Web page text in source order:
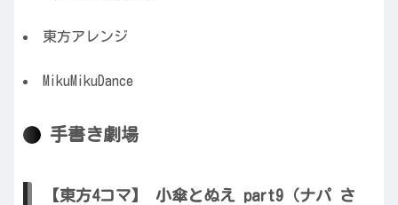
東方アレンジ
MikuMikuDance
手書き劇場
【東方4コマ】 小傘とぬえ part9（ナパ さ